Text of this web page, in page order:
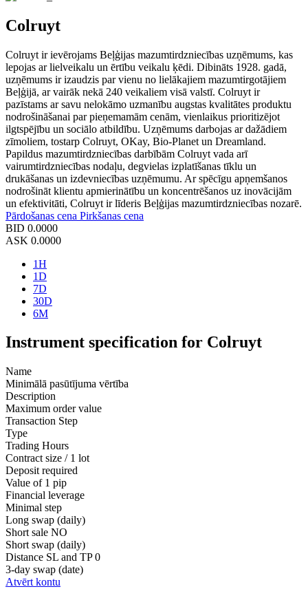
Colruyt
Colruyt ir ievērojams Beļģijas mazumtirdzniecības uzņēmums, kas
lepojas ar lielveikalu un ērtību veikalu ķēdi. Dibināts 1928. gadā,
uzņēmums ir izaudzis par vienu no lielākajiem mazumtirgotājiem
Beļģijā, ar vairāk nekā 240 veikaliem visā valstī. Colruyt ir
pazīstams ar savu nelokāmo uzmanību augstas kvalitātes produktu
nodrošināšanai par pieņemamām cenām, vienlaikus prioritizējot
ilgtspējību un sociālo atbildību. Uzņēmums darbojas ar dažādiem
zīmoliem, tostarp Colruyt, OKay, Bio-Planet un Dreamland.
Papildus mazumtirdzniecības darbībām Colruyt vada arī
vairumtirdzniecības nodaļu, degvielas izplatīšanas tīklu un
drukāšanas un izdevniecības uzņēmumu. Ar spēcīgu apņemšanos
nodrošināt klientu apmierinātību un koncentrēšanos uz inovācijām
un efektivitāti, Colruyt ir līderis Beļģijas mazumtirdzniecības nozarē.
Pārdošanas cena Pirkšanas cena
BID 0.0000
ASK 0.0000
1H
1D
7D
30D
6M
Instrument specification for Colruyt
Name
Minimālā pasūtījuma vērtība
Description
Maximum order value
Transaction Step
Type
Trading Hours
Contract size / 1 lot
Deposit required
Value of 1 pip
Financial leverage
Minimal step
Long swap (daily)
Short sale NO
Short swap (daily)
Distance SL and TP 0
3-day swap (date)
Atvērt kontu